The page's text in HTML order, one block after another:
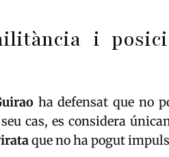
i
ha defensat que no
cas, es considera
que no ha pogut